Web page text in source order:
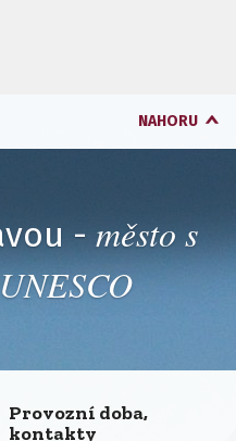
NAHORU
- město s
Provozní doba,
kontakty